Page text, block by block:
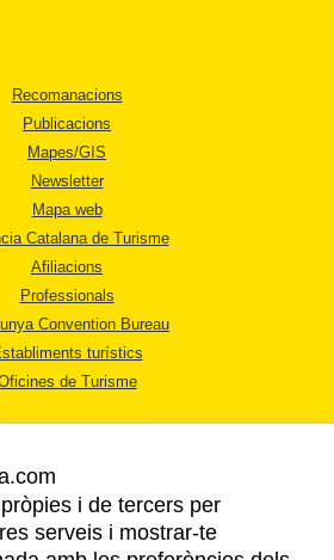
Recomanacions
Publicacions
Mapes/GIS
Newsletter
Mapa web
Catalana de Turisme
Afiliacions
Professionals
Convention Bureau
turístics
de Turisme
AVÍS LEGAL
i de tercers per
serveis i mostrar-te